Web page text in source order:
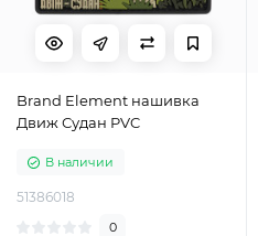
Brand Element нашивка
Движ Судан PVC
В наличии
51386018
0